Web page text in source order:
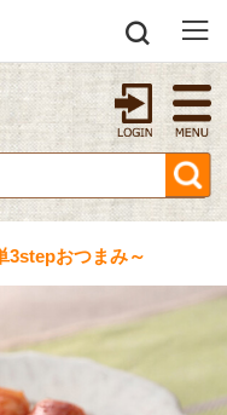
3stepおつまみ～